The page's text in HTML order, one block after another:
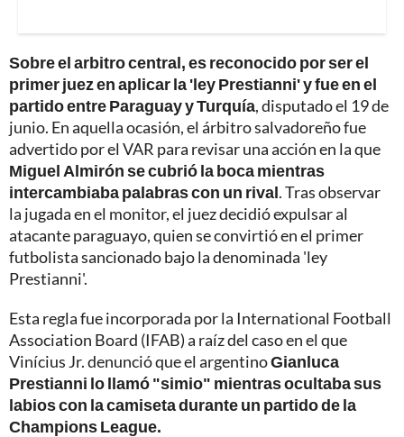
Sobre el arbitro central, es reconocido por ser el
primer juez en aplicar la 'ley Prestianni' y fue en el
partido entre Paraguay y Turquía, disputado el 19 de
junio. En aquella ocasión, el árbitro salvadoreño fue
advertido por el VAR para revisar una acción en la que
Miguel Almirón se cubrió la boca mientras
intercambiaba palabras con un rival. Tras observar
la jugada en el monitor, el juez decidió expulsar al
atacante paraguayo, quien se convirtió en el primer
futbolista sancionado bajo la denominada 'ley
Prestianni'.
Esta regla fue incorporada por la International Football
Association Board (IFAB) a raíz del caso en el que
Vinícius Jr. denunció que el argentinoGianluca
Prestianni lo llamó "simio" mientras ocultaba sus
labios con la camiseta durante un partido de la
Champions League.